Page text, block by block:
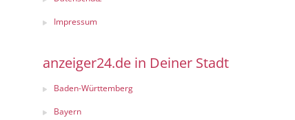
Impressum
anzeiger24.de in Deiner Stadt
Baden-Württemberg
Bayern